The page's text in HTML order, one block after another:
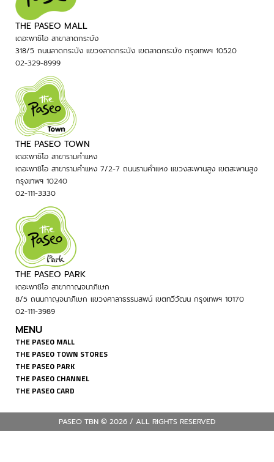
THE PASEO MALL
เดอะพาซิโอ สาขาลาดกระบัง
318/5 ถนนลาดกระบัง แขวงลาดกระบัง เขตลาดกระบัง กรุงเทพฯ 10520
02-329-8999
THE PASEO TOWN
เดอะพาซิโอ สาขารามคำแหง
เดอะพาซิโอ สาขารามคำแหง 7/2-7 ถนนรามคำแหง แขวงสะพานสูง เขตสะพานสูง
กรุงเทพฯ 10240
02-111-3330
THE PASEO PARK
เดอะพาซิโอ สาขากาญจนาภิเษก
8/5 ถนนกาญจนาภิเษก แขวงศาลาธรรมสพน์ เขตทวีวัฒน กรุงเทพฯ 10170
02-111-3989
MENU
THE PASEO MALL
THE PASEO TOWN STORES
THE PASEO PARK
THE PASEO CHANNEL
THE PASEO CARD
PASEO TBN © 2026 / ALL RIGHTS RESERVED